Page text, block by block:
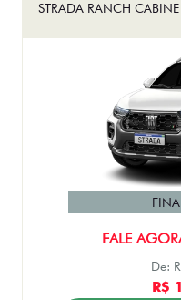
STRADA RANCH
FALE
De:
R$